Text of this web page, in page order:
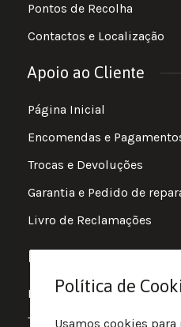
Pontos de Recolha
Contactos e Localização
Apoio ao Cliente
Página Inicial
Encomendas e
Trocas e Devoluções
Garantia e Pedido de
Livro de Reclamações
Informações
Política de Privacidade
Termos e Condições
Política de
Usamos cookies para